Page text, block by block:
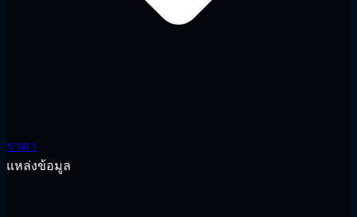
ราคา
แหล่งข้อมูล